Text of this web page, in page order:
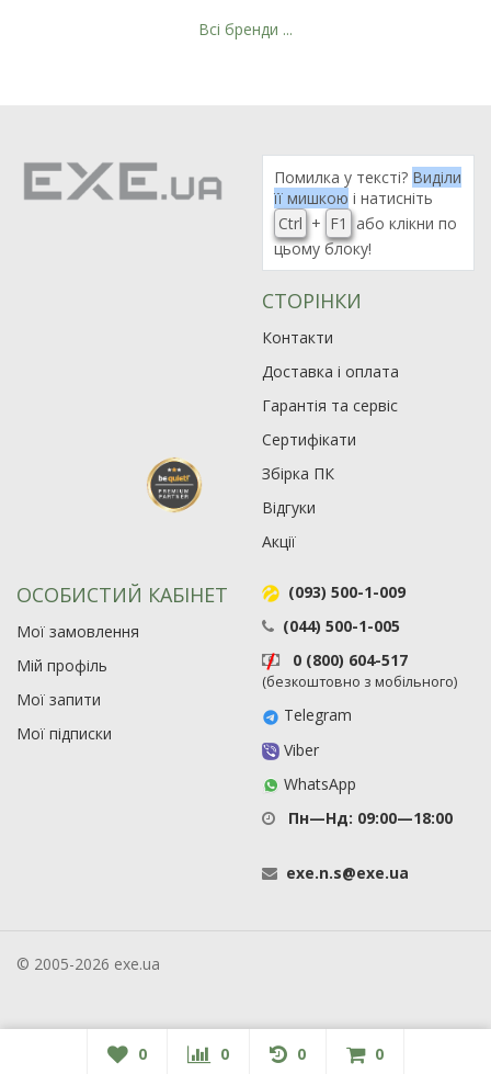
Всі бренди ...
Помилка у тексті? Виділи
її мишкою і натисніть
Ctrl + F1
або клікни по
цьому блоку!
СТОРІНКИ
Контакти
Доставка і оплата
Гарантія та сервіс
Сертифікати
Збірка ПК
Відгуки
Акції
ОСОБИСТИЙ КАБІНЕТ
Мої замовлення
Мій профіль
Мої запити
Мої підписки
(093) 500-1-009
(044) 500-1-005
0 (800) 604-517
(безкоштовно з мобільного)
Telegram
Viber
WhatsApp
Пн—Нд: 09:00—18:00
exe.n.s@exe.ua
© 2005-2026 exe.ua
0 0 0 0